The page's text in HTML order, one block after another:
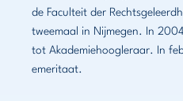
de Faculteit der
tweemaal in Nijmegen. In
tot Akademiehoogleraar. In
emeritaat.